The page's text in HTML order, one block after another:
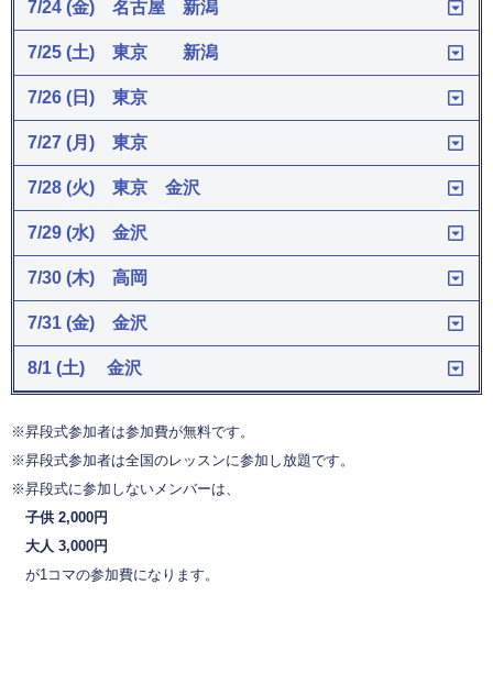
7/24 (金) 名古屋 新潟
7/25 (土) 東京 新潟
7/26 (日) 東京
7/27 (月) 東京
7/28 (火) 東京 金沢
7/29 (水) 金沢
7/30 (木) 高岡
7/31 (金) 金沢
8/1 (土) 金沢
※昇段式参加者は参加費が無料です。
※昇段式参加者は全国のレッスンに参加し放題です。
※昇段式に参加しないメンバーは、
子供 2,000円
大人 3,000円
が1コマの参加費になります。